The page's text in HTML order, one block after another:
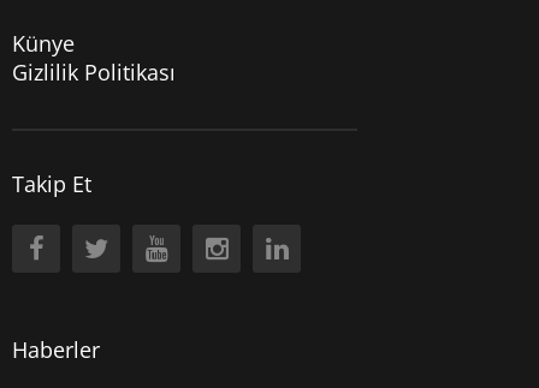
Künye
Gizlilik Politikası
Takip Et
Haberler